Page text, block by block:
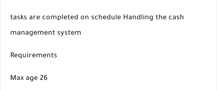
tasks are completed on schedule Handling the cash
management system
Requirements
Max age 26